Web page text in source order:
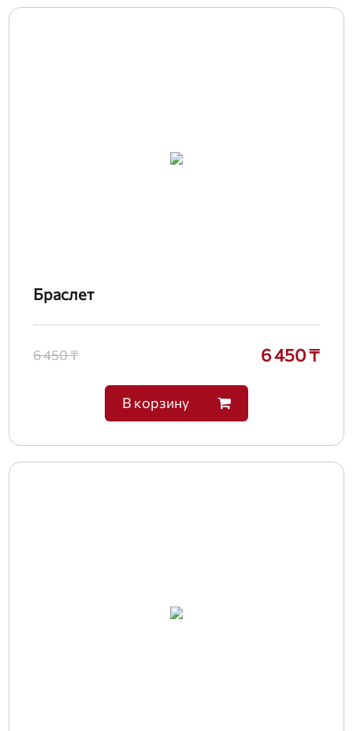
Браслет
6 450 ₸ 6 450 ₸
В корзину